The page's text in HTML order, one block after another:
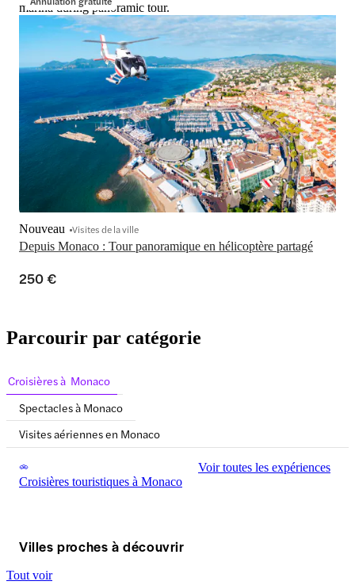
marina during panoramic tour.
Depuis Monaco : Tour panoramique en hélicoptère partagé
Nouveau Visites de la ville
250 €
Parcourir par catégorie
Croisières à Monaco
Spectacles à Monaco
Visites aériennes en Monaco
Croisières touristiques à Monaco
Voir toutes les expériences
Villes proches à découvrir
Tout voir